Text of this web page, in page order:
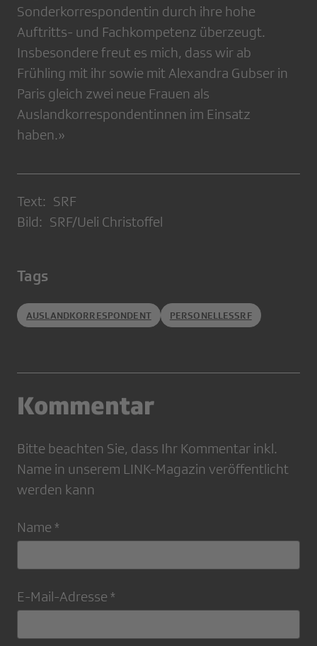
Sonderkorrespondentin durch ihre hohe
Auftritts- und Fachkompetenz überzeugt.
Insbesondere freut es mich, dass wir ab
Frühling mit ihr sowie mit Alexandra Gubser in
Paris gleich zwei neue Frauen als
Auslandkorrespondentinnen im Einsatz
haben.»
Text: SRF
Bild: SRF/Ueli Christoffel
Tags
AUSLANDKORRESPONDENT PERSONELLESSRF
Kommentar
Bitte beachten Sie, dass Ihr Kommentar inkl.
Name in unserem LINK-Magazin veröffentlicht
werden kann
Name *
E-Mail-Adresse *